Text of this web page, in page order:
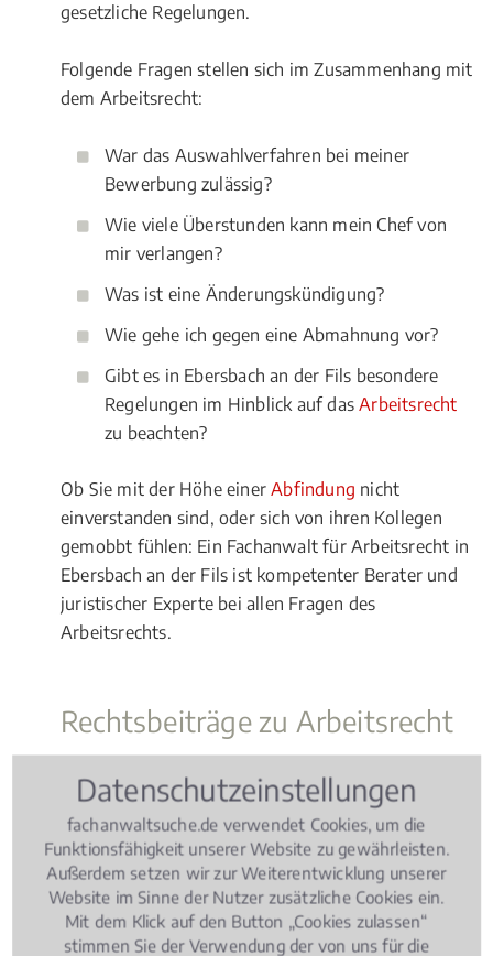
gesetzliche Regelungen.
Folgende Fragen stellen sich im Zusammenhang mit
dem Arbeitsrecht:
War das Auswahlverfahren bei meiner
Bewerbung zulässig?
Wie viele Überstunden kann mein Chef von
mir verlangen?
Was ist eine Änderungskündigung?
Wie gehe ich gegen eine Abmahnung vor?
Gibt es in Ebersbach an der Fils besondere
Regelungen im Hinblick auf dasArbeitsrecht
zu beachten?
Ob Sie mit der Höhe einerAbfindung nicht
einverstanden sind, oder sich von ihren Kollegen
gemobbt fühlen: Ein Fachanwalt für Arbeitsrecht in
Ebersbach an der Fils ist kompetenter Berater und
juristischer Experte bei allen Fragen des
Arbeitsrechts.
Rechtsbeiträge zu Arbeitsrecht
Arbeitsrecht, 09.05.2018(Update 08.07.2026)
Elternzeit: Worauf Arbeitnehmer
achten müssen!
Datenschutzeinstellungen
fachanwaltsuche.de verwendet Cookies, um die
Funktionsfähigkeit unserer Website zu gewährleisten.
Außerdem setzen wir zur Weiterentwicklung unserer
Website im Sinne der Nutzer zusätzliche Cookies ein.
Mit dem Klick auf den Button „Cookies zulassen“
stimmen Sie der Verwendung der von uns für die